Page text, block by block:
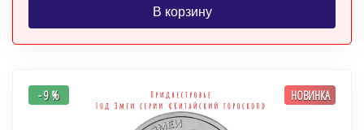
В корзину
- 9 % НОВИНКА